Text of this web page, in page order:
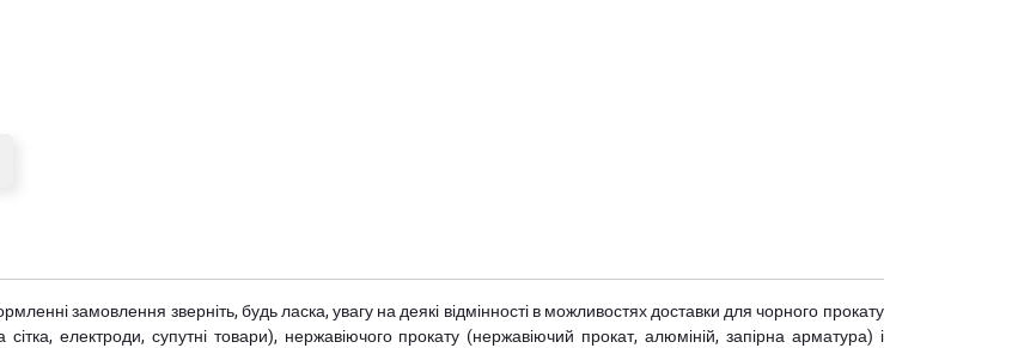
замовлення зверніть, будь ласка, увагу на деякі відмінності в можливостях доставки для чорного прокату
сітка, електроди, супутні товари), нержавіючого прокату (нержавіючий прокат, алюміній, запірна арматура) і